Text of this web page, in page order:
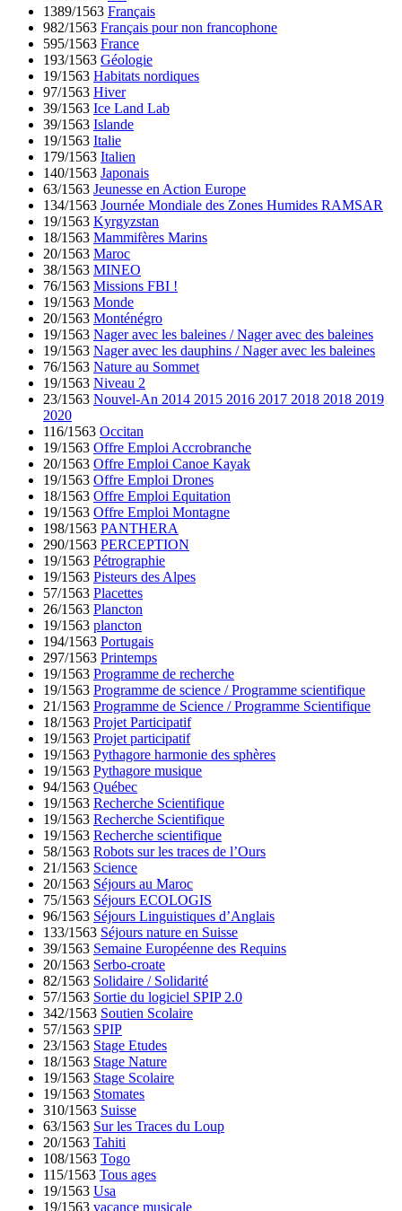
1389/1563 Français
982/1563 Français pour non francophone
595/1563 France
193/1563 Géologie
19/1563 Habitats nordiques
97/1563 Hiver
39/1563 Ice Land Lab
39/1563 Islande
19/1563 Italie
179/1563 Italien
140/1563 Japonais
63/1563 Jeunesse en Action Europe
134/1563 Journée Mondiale des Zones Humides RAMSAR
19/1563 Kyrgyzstan
18/1563 Mammifères Marins
20/1563 Maroc
38/1563 MINEO
76/1563 Missions FBI !
19/1563 Monde
20/1563 Monténégro
19/1563 Nager avec les baleines / Nager avec des baleines
19/1563 Nager avec les dauphins / Nager avec les baleines
76/1563 Nature au Sommet
19/1563 Niveau 2
23/1563 Nouvel-An 2014 2015 2016 2017 2018 2018 2019
2020
116/1563 Occitan
19/1563 Offre Emploi Accrobranche
20/1563 Offre Emploi Canoe Kayak
19/1563 Offre Emploi Drones
18/1563 Offre Emploi Equitation
19/1563 Offre Emploi Montagne
198/1563 PANTHERA
290/1563 PERCEPTION
19/1563 Pétrographie
19/1563 Pisteurs des Alpes
57/1563 Placettes
26/1563 Plancton
19/1563 plancton
194/1563 Portugais
297/1563 Printemps
19/1563 Programme de recherche
19/1563 Programme de science / Programme scientifique
21/1563 Programme de Science / Programme Scientifique
18/1563 Projet Participatif
19/1563 Projet participatif
19/1563 Pythagore harmonie des sphères
19/1563 Pythagore musique
94/1563 Québec
19/1563 Recherche Scientifique
19/1563 Recherche Scientifique
19/1563 Recherche scientifique
58/1563 Robots sur les traces de l’Ours
21/1563 Science
20/1563 Séjours au Maroc
75/1563 Séjours ECOLOGIS
96/1563 Séjours Linguistiques d’Anglais
133/1563 Séjours nature en Suisse
39/1563 Semaine Européenne des Requins
20/1563 Serbo-croate
82/1563 Solidaire / Solidarité
57/1563 Sortie du logiciel SPIP 2.0
342/1563 Soutien Scolaire
57/1563 SPIP
23/1563 Stage Etudes
18/1563 Stage Nature
19/1563 Stage Scolaire
19/1563 Stomates
310/1563 Suisse
63/1563 Sur les Traces du Loup
20/1563 Tahiti
108/1563 Togo
115/1563 Tous ages
19/1563 Usa
19/1563 vacance musicale